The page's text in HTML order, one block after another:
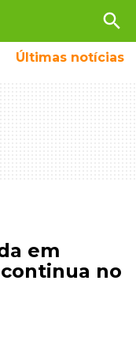
search
Últimas notícias
em
no